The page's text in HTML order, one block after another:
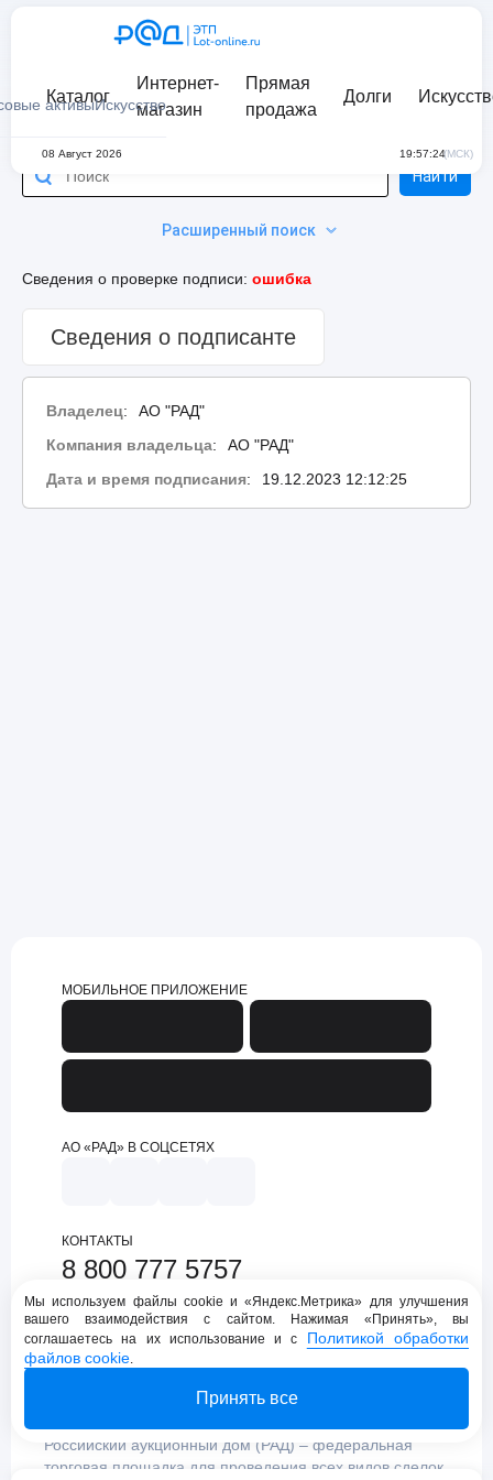
активыИскусство
Каталог
Интернет-
магазин
Прямая
продажа
Долги
08 Август 2026 19:57:24(МСК)
Расширенный поиск
Найти
Сведения о проверке подписи: ошибка
Сведения о подписанте
Владелец:
АО "РАД"
Компания владельца:
АО "РАД"
Дата и время подписания: 19.12.2023 12:12:25
МОБИЛЬНОЕ ПРИЛОЖЕНИЕ
АО «РАД» В СОЦСЕТЯХ
КОНТАКТЫ
8 800 777 5757
support@lot-online.ru
Техническая поддержка
Российский аукционный дом (РАД) – федеральная
торговая площадка для проведения всех видов сделок
Мы используем файлы cookie и «Яндекс.Метрика» для улучшения
вашего взаимодействия с сайтом. Нажимая «Принять», вы
соглашаетесь на их использование и с Политикой обработки
файлов cookie.
Принять все